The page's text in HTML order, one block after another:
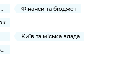
та гарячої води
Фінанси та бюджет
воєнного стану
Київ та міська влада
Київський міський голова